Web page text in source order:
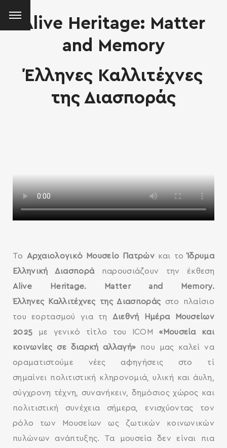
Alive Heritage: Matter
and Memory
Έλληνες Καλλιτέχνες
της Διασποράς
Το Αρχαιολογικό Μουσείο Πατρώνκαι τοΊδρυμα
Ελληνική Διασποράπαρουσιάζουν την έκθεση
Alive Heritage. Matter and Memory.
Έλληνες Καλλιτέχνες της Διασποράς στο πλαίσιο
του εορτασμού για τη Διεθνή Ημέρα Μουσείων
2025 με γενικό τίτλο του ICOM «Μουσεία και
κοινωνίες σε διαρκή αλλαγή» που μας καλεί να
οραματιστούμε νέες αφηγήσεις στο τί
σημαίνει πολιτιστική κληρονομιά, υλική και άυλη,
σύγχρονη τέχνη, συνανήκειν, δημόσιος χώρος και
πολιτιστική συνέχεια σήμερα, ενισχύοντας τον
ρόλο των Μουσείων ως ζωτικών κοινωνικών
πυλώνων ανάπτυξης. Τα μουσεία δεν είναι πια